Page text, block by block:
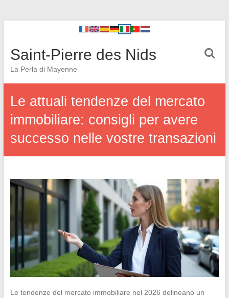
Saint-Pierre des Nids
La Perla di Mayenne
Le attuali tendenze del mercato
immobiliare: consigli per avere
successo nelle vostre transazioni
Le tendenze del mercato immobiliare nel 2026 delineano un